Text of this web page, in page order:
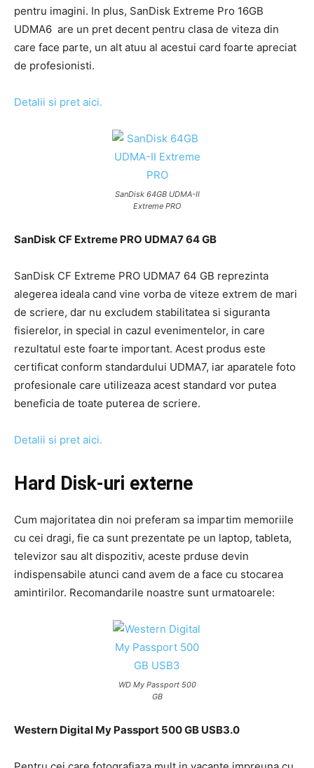
pentru imagini. In plus, SanDisk Extreme Pro 16GB
UDMA6 are un pret decent pentru clasa de viteza din
care face parte, un alt atuu al acestui card foarte apreciat
de profesionisti.
Detalii si pret aici.
SanDisk 64GB UDMA-II
Extreme PRO
SanDisk CF Extreme PRO UDMA7 64 GB
SanDisk CF Extreme PRO UDMA7 64 GB reprezinta
alegerea ideala cand vine vorba de viteze extrem de mari
de scriere, dar nu excludem stabilitatea si siguranta
fisierelor, in special in cazul evenimentelor, in care
rezultatul este foarte important. Acest produs este
certificat conform standardului UDMA7, iar aparatele foto
profesionale care utilizeaza acest standard vor putea
beneficia de toate puterea de scriere.
Detalii si pret aici.
Hard Disk-uri externe
Cum majoritatea din noi preferam sa impartim memoriile
cu cei dragi, fie ca sunt prezentate pe un laptop, tableta,
televizor sau alt dispozitiv, aceste prduse devin
indispensabile atunci cand avem de a face cu stocarea
amintirilor. Recomandarile noastre sunt urmatoarele:
WD My Passport 500
GB
Western Digital My Passport 500 GB USB3.0